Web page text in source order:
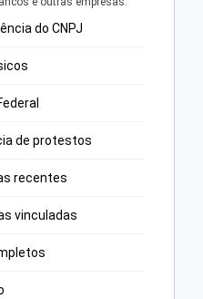
do CNPJ
de protestos
recentes
vinculadas